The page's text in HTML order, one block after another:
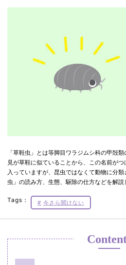
「草鞋虫」とは等脚目ワラジムシ科の甲殻
見が草鞋に似ていることから、この名前が
入っていますが、昆虫ではなくて動物に分
虫」の読み方、生態、駆除の仕方などを解説
Tags： 今さら聞けない